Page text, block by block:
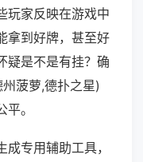
玩家反映在游戏中
拿到好牌，甚至好
疑是不是有挂？确
菠萝,德扑之星)
。
专用辅助工具，